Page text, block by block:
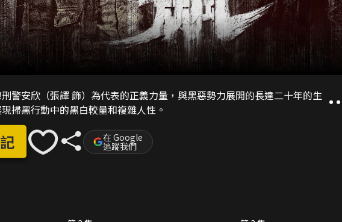
警安欣（張譯 飾）為代表的正義力量，與黑惡勢力展開的長達二十年的生
掃黑行動中的黑白較量和複雜人性。
在 Google
追蹤我們